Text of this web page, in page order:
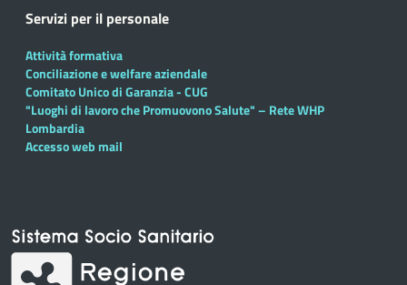
Servizi per il personale
Attività formativa
Conciliazione e welfare aziendale
Comitato Unico di Garanzia - CUG
"Luoghi di lavoro che Promuovono Salute" – Rete WHP
Lombardia
Accesso web mail